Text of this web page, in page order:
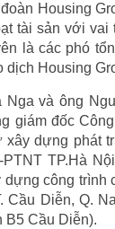
Housing
tài sản với vai
là các phó
dịch Housing
Nga và ông
giám đốc
xây dựng phát
TP.Hà
công trình
Cầu Diễn, Q.
B5 Cầu Diễn).